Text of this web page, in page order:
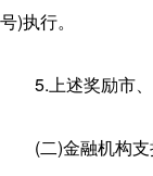
号)执行。
5.上述奖励市
(二)金融机构